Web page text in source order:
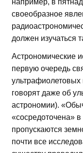
например, в
своеобразное
должен изучаться
Астрономические
первую очередь
ультрафиолетовых
говорят даже об
астрономии).
«сосредоточена»
пропускаются
почти все